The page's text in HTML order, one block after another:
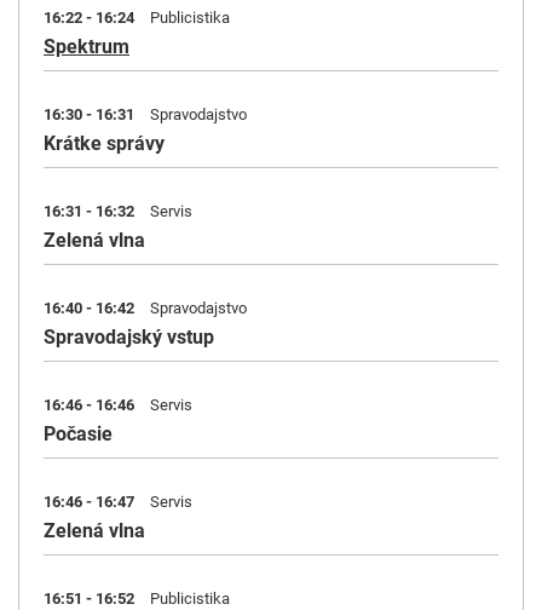
16:22 - 16:24 Publicistika
Spektrum
16:30 - 16:31 Spravodajstvo
Krátke správy
16:31 - 16:32 Servis
Zelená vlna
16:40 - 16:42 Spravodajstvo
Spravodajský vstup
16:46 - 16:46 Servis
Počasie
16:46 - 16:47 Servis
Zelená vlna
16:51 - 16:52 Publicistika